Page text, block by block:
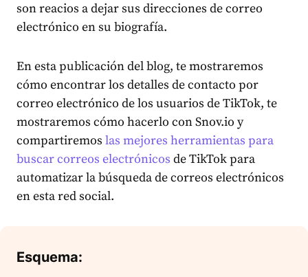
son reacios a dejar sus direcciones de correo
electrónico en su biografía.
En esta publicación del blog, te mostraremos
cómo encontrar los detalles de contacto por
correo electrónico de los usuarios de TikTok, te
mostraremos cómo hacerlo con Snov.io y
compartiremos las mejores herramientas para
buscar correos electrónicos de TikTok para
automatizar la búsqueda de correos electrónicos
en esta red social.
Esquema: